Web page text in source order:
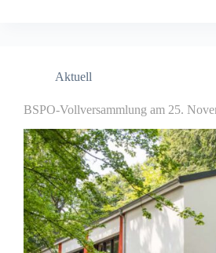
Aktuell
BSPO-Vollversammlung am 25.